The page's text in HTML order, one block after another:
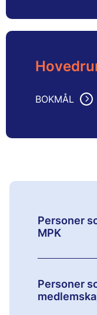
BOKMÅL
Personer
MPK
Personer